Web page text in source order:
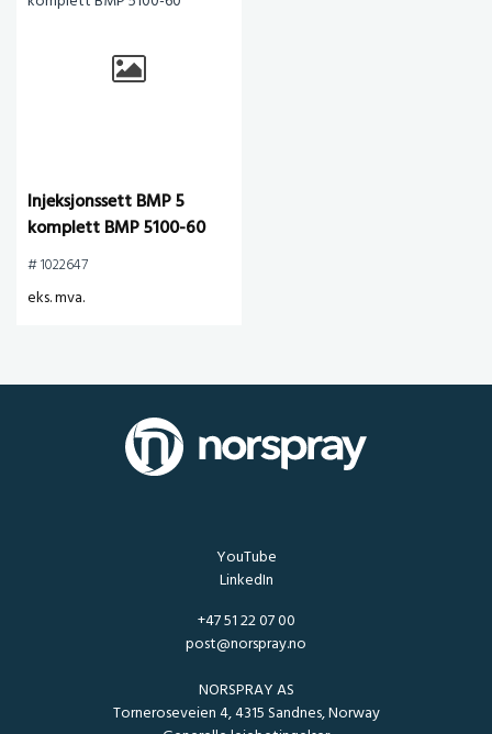
Injeksjonssett BMP 5
komplett BMP 5100-60
# 1022647
eks. mva.
YouTube
LinkedIn
+47 51 22 07 00
post@norspray.no
NORSPRAY AS
Torneroseveien 4, 4315 Sandnes, Norway